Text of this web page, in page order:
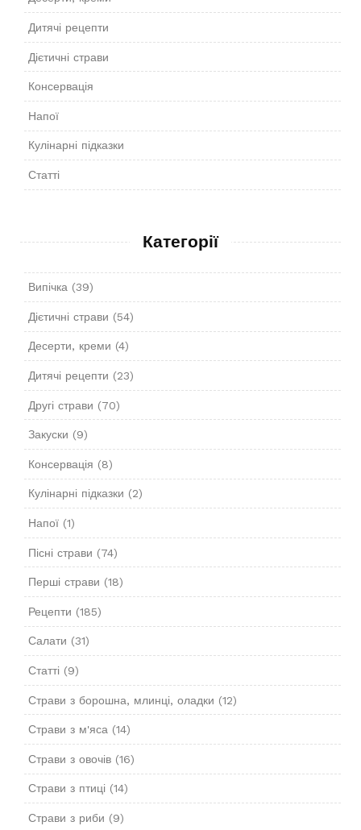
Дитячі рецепти
Дієтичні страви
Консервація
Напої
Кулінарні підказки
Статті
Категорії
Випічка(39)
Дієтичні страви (54)
Десерти, креми (4)
Дитячі рецепти (23)
Другі страви (70)
Закуски (9)
Консервація (8)
Кулінарні підказки (2)
Напої(1)
Пісні страви (74)
Перші страви (18)
Рецепти (185)
Салати (31)
Статті (9)
Страви з борошна, млинці, оладки (12)
Страви з м'яса(14)
Страви з овочів(16)
Страви з птиці (14)
Страви з риби (9)